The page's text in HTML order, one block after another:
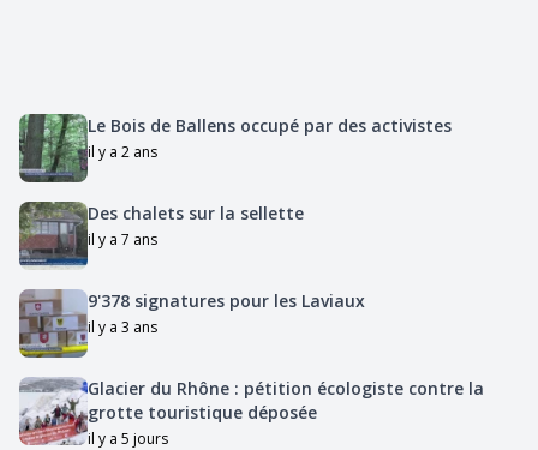
Le Bois de Ballens occupé par des activistes
il y a 2 ans
Des chalets sur la sellette
il y a 7 ans
9'378 signatures pour les Laviaux
il y a 3 ans
Glacier du Rhône : pétition écologiste contre la
grotte touristique déposée
il y a 5 jours